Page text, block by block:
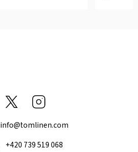
@tom_linen
info@tomlinen.com
+420 739 519 068